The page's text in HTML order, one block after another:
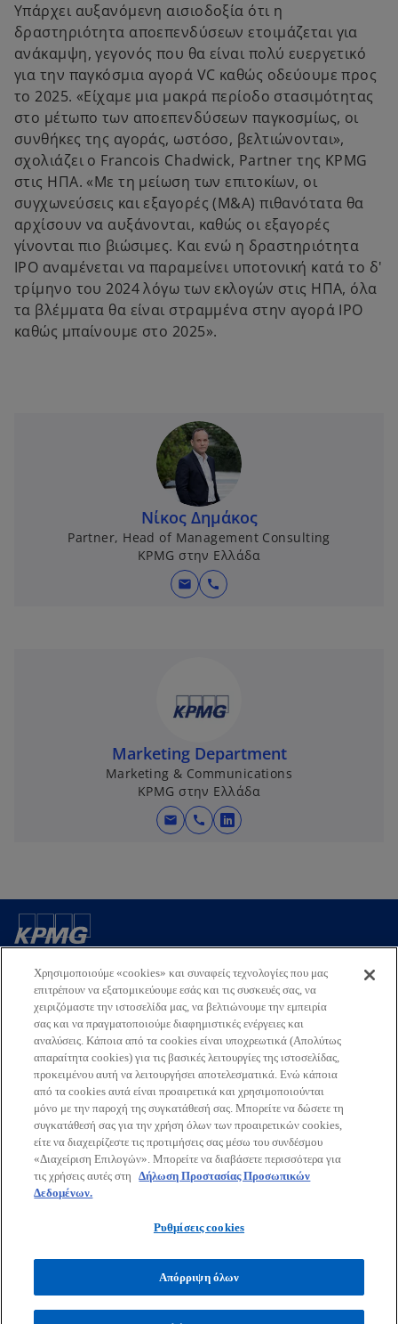
Υπάρχει αυξανόμενη αισιοδοξία ότι η
δραστηριότητα αποεπενδύσεων ετοιμάζεται για
ανάκαμψη, γεγονός που θα είναι πολύ ευεργετικό
για την παγκόσμια αγορά VC καθώς οδεύουμε προς
το 2025. «Είχαμε μια μακρά περίοδο στασιμότητας
στο μέτωπο των αποεπενδύσεων παγκοσμίως, οι
συνθήκες της αγοράς, ωστόσο, βελτιώνονται»,
σχολιάζει ο Francois Chadwick, Partner της KPMG
στις ΗΠΑ. «Με τη μείωση των επιτοκίων, οι
συγχωνεύσεις και εξαγορές (M&A) πιθανότατα θα
αρχίσουν να αυξάνονται, καθώς οι εξαγορές
γίνονται πιο βιώσιμες. Και ενώ η δραστηριότητα
IPO αναμένεται να παραμείνει υποτονική κατά το δ'
τρίμηνο του 2024 λόγω των εκλογών στις ΗΠΑ, όλα
τα βλέμματα θα είναι στραμμένα στην αγορά IPO
καθώς μπαίνουμε στο 2025».
Νίκος Δημάκος
Partner, Head of Management Consulting
KPMG στην Ελλάδα
mail call
Marketing Department
Marketing & Communications
KPMG στην Ελλάδα
mail call
o
a
n
e
w
t
a
b
Επικοινωνία
Εταιρεία
Τελευταία Νέα
o
p
e
n
n
a
n
e
o
p
e
n
n
a
n
e
o
p
e
n
n
a
e
o
p
e
n
a
e
Όροι χρήσηςΠροστασία Προσωπικών ΔεδομένωνΠροσβασιμότητα
ΓλωσσάριοΒοήθειαΠολιτική Προσωπικών Δεδομένων
Πολιτική ασφάλειας πληροφοριών, ιδιωτικότητας & επιχειρησιακής
συνέχειας
© 2026 KPMG Ορκωτοί Ελεγκτές Α.Ε., Ελληνική Aνώνυμη Εταιρεία
ιδιωτική Αγγλική εταιρεία περιορισμένης ευθύνης με εγγυητικές
εισφορές. Με την επιφύλαξη κάθε δικαιώματος.
Χρησιμοποιούμε «cookies» και συναφείς τεχνολογίες που μας
επιτρέπουν να εξατομικεύουμε εσάς και τις συσκευές σας, να
χειριζόμαστε την ιστοσελίδα μας, να βελτιώνουμε την εμπειρία
σας και να πραγματοποιούμε διαφημιστικές ενέργειες και
αναλύσεις. Κάποια από τα cookies είναι υποχρεωτικά (Απολύτως
απαραίτητα cookies) για τις βασικές λειτουργίες της ιστοσελίδας,
προκειμένου αυτή να λειτουργήσει αποτελεσματικά. Ενώ κάποια
από τα cookies αυτά είναι προαιρετικά και χρησιμοποιούνται
μόνο με την παροχή της συγκατάθεσή σας. Μπορείτε να δώσετε τη
συγκατάθεσή σας για την χρήση όλων των προαιρετικών cookies,
είτε να διαχειρίζεστε τις προτιμήσεις σας μέσω του συνδέσμου
«Διαχείριση Επιλογών». Μπορείτε να διαβάσετε περισσότερα για
τις χρήσεις αυτές στη
Δήλωση Προστασίας Προσωπικών
Δεδομένων.
Ρυθμίσεις cookies
Απόρριψη όλων